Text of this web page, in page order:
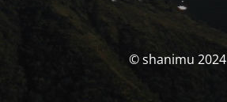
© shanimu 2024